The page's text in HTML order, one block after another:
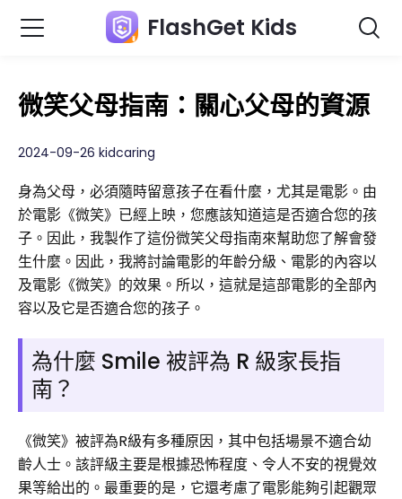
FlashGet Kids
微笑父母指南：關心父母的資源
2024-09-26 kidcaring
身為父母，必須隨時留意孩子在看什麼，尤其是電影。由
於電影《微笑》已經上映，您應該知道這是否適合您的孩
子。因此，我製作了這份微笑父母指南來幫助您了解會發
生什麼。因此，我將討論電影的年齡分級、電影的內容以
及電影《微笑》的效果。所以，這就是這部電影的全部內
容以及它是否適合您的孩子。
為什麼 Smile 被評為 R 級家長指
南？
《微笑》被評為R級有多種原因，其中包括場景不適合幼
齡人士。該評級主要是根據恐怖程度、令人不安的視覺效
果等給出的。最重要的是，它還考慮了電影能夠引起觀眾